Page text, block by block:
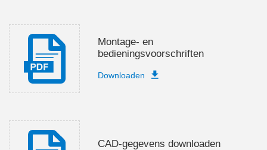
Montage- en
bedieningsvoorschriften
Downloaden
CAD-gegevens downloaden